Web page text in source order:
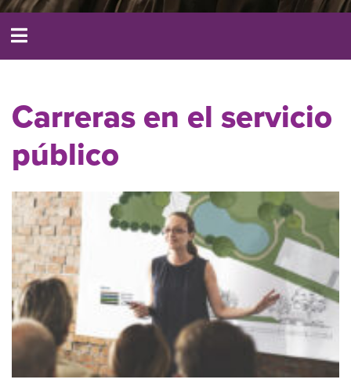
Carreras en el servicio
público